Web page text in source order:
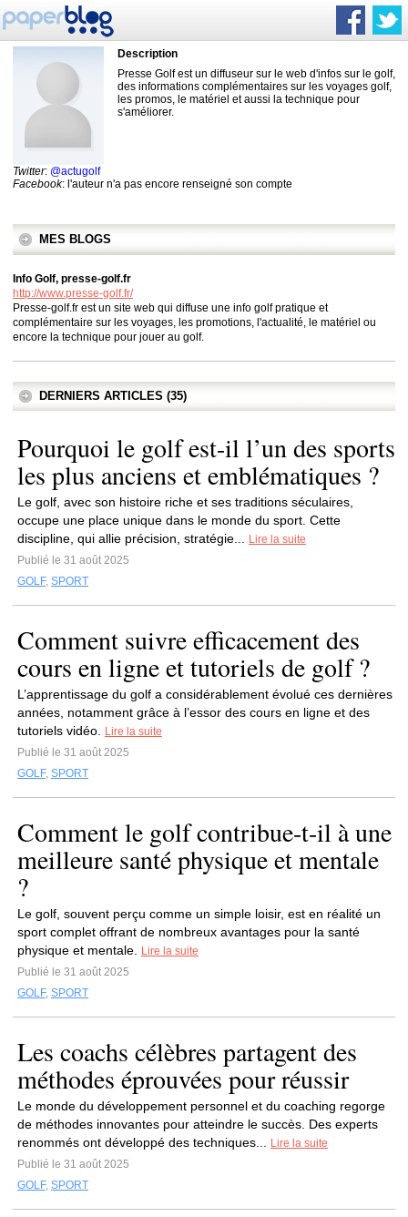
Description
Presse Golf est un diffuseur sur le web d'infos sur le golf,
des informations complémentaires sur les voyages golf,
les promos, le matériel et aussi la technique pour
s'améliorer.
Twitter: @actugolf
Facebook: l'auteur n'a pas encore renseigné son compte
MES BLOGS
Info Golf, presse-golf.fr
http://www.presse-golf.fr/
Presse-golf.fr est un site web qui diffuse une info golf pratique et
complémentaire sur les voyages, les promotions, l'actualité, le matériel ou
encore la technique pour jouer au golf.
DERNIERS ARTICLES (35)
Pourquoi le golf est-il l’un des sports
les plus anciens et emblématiques ?
Le golf, avec son histoire riche et ses traditions séculaires,
occupe une place unique dans le monde du sport. Cette
discipline, qui allie précision, stratégie...
Lire la suite
Publié le 31 août 2025
GOLF, SPORT
Comment suivre efficacement des
cours en ligne et tutoriels de golf ?
L’apprentissage du golf a considérablement évolué ces dernières
années, notamment grâce à l’essor des cours en ligne et des
tutoriels vidéo.
Lire la suite
Publié le 31 août 2025
GOLF, SPORT
Comment le golf contribue-t-il à une
meilleure santé physique et mentale
?
Le golf, souvent perçu comme un simple loisir, est en réalité un
sport complet offrant de nombreux avantages pour la santé
physique et mentale.
Lire la suite
Publié le 31 août 2025
GOLF, SPORT
Les coachs célèbres partagent des
méthodes éprouvées pour réussir
Le monde du développement personnel et du coaching regorge
de méthodes innovantes pour atteindre le succès. Des experts
renommés ont développé des techniques...
Lire la suite
Publié le 31 août 2025
GOLF, SPORT